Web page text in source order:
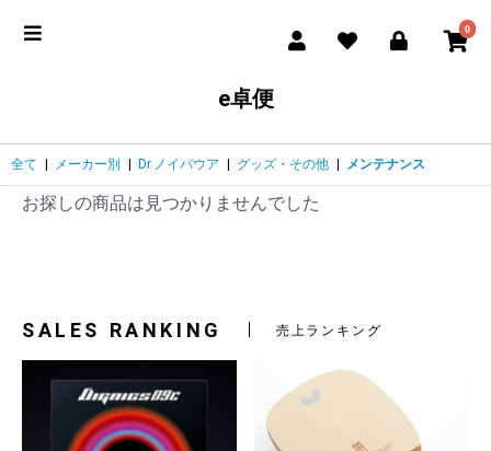
0
e卓便
全て メーカー別 Dr.ノイバウア グッズ・その他 メンテナンス
お探しの商品は見つかりませんでした
SALES RANKING 売上ランキング